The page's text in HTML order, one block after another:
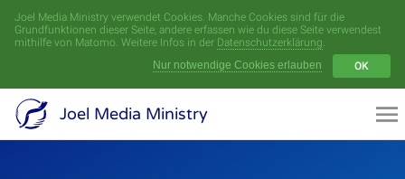
Joel Media Ministry verwendet Cookies. Manche Cookies sind für die
Grundfunktionen dieser Seite, andere erfassen wie du diese Seite verwendest
mithilfe von Matomo. Weitere Infos in der Datenschutzerklärung.
Nur notwendige Cookies erlauben
OK
Joel Media Ministry
Menü
Videoarchiv